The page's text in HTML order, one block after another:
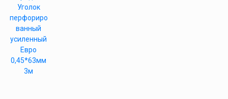
Уголок
перфориро
ванный
усиленный
Евро
0,45*63мм
3м